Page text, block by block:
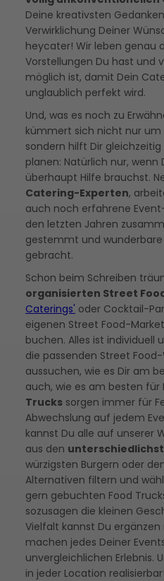
Deine kreativsten
Verwirklichung Deiner
heycater! Wir leben genau
Vorstellungen Du hast und
möglich ist, damit Dein
unglaublich perfekt wird.
Und, was es noch zu
kümmert sich nicht nur um
sondern hilft Dir gleichzeitig
planen: Natürlich nur,
überhaupt Hilfe brauchst.
Catering-Experten,
auch noch erfahrene
den letzten Jahren
gestemmt und
gebracht.
Schon beim Schreiben
organisierten Street
Caterings' oder Cocktail-
eigenen Street Food-
buchen. Alles ist individuell
die passenden Street
aussuchen, wie es Dir am
auch, wie es am besten für
Trucks sorgen immer für
Abwechslung auf jedem
kannst Du alle auf unserer
aus den
würzigsten Burgern oder
Alternativen filtern und
gern gebuchten Food
sozusagen die kleinen
Vielfalt kannst Du
machen jedes Deiner
unvergleichlichen Erlebnis.
in jeder Location realisierbar!